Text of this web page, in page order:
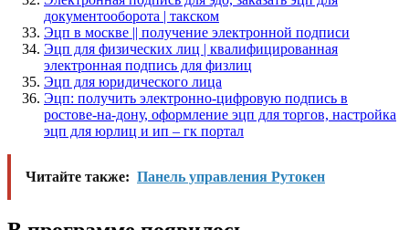
документооборота | такском
Эцп в москве || получение электронной подписи
Эцп для физических лиц | квалифицированная
электронная подпись для физлиц
Эцп для юридического лица
Эцп: получить электронно-цифровую подпись в
ростове-на-дону, оформление эцп для торгов, настройка
эцп для юрлиц и ип – гк портал
Читайте также: Панель управления Рутокен